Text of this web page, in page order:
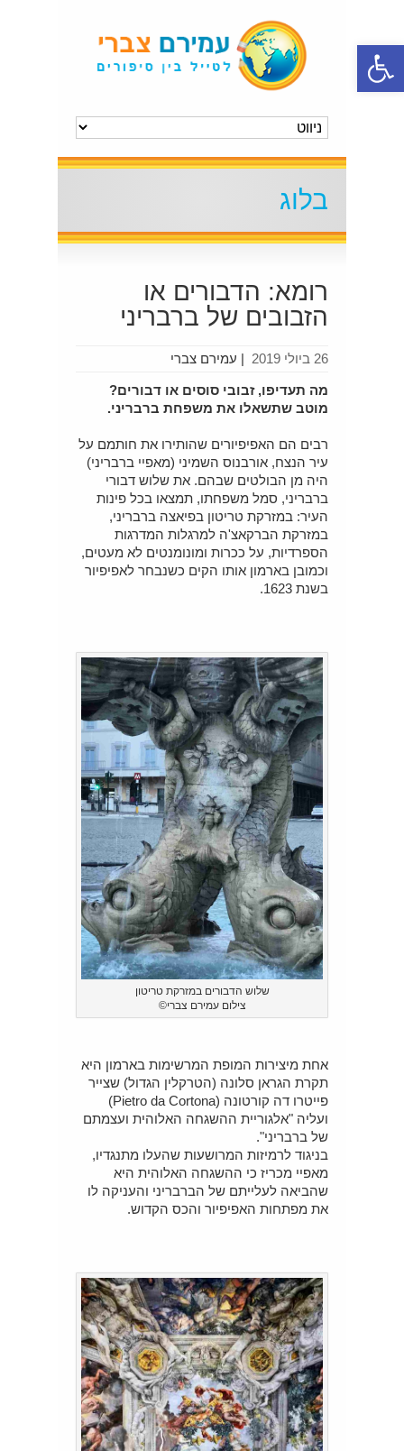
פתח סרגל נגישות
בלוג
רומא: הדבורים או
הזבובים של ברבריני
עמירם צברי | 26 ביולי 2019
מה תעדיפו, זבובי סוסים או דבורים?
מוטב שתשאלו את משפחת ברבריני.
רבים הם האפיפיורים שהותירו את חותמם על
עיר הנצח, אורבנוס השמיני (מאפיי ברבריני)
היה מן הבולטים שבהם. את שלוש דבורי
ברבריני, סמל משפחתו, תמצאו בכל פינות
העיר: במזרקת טריטון בפיאצה ברבריני,
במזרקת הברקאצ'ה למרגלות המדרגות
הספרדיות, על ככרות ומונומנטים לא מעטים,
וכמובן בארמון אותו הקים כשנבחר לאפיפיור
בשנת 1623.
שלוש הדבורים במזרקת טריטון
צילום עמירם צברי©
אחת מיצירות המופת המרשימות בארמון היא
תקרת הגראן סלונה (הטרקלין הגדול) שצייר
פייטרו דה קורטונה (Pietro da Cortona)
ועליה "אלגוריית ההשגחה האלוהית ועצמתם
של ברבריני".
בניגוד לרמיזות המרושעות שהעלו מתנגדיו,
מאפיי מכריז כי ההשגחה האלוהית היא
שהביאה לעלייתם של הברבריני והעניקה לו
את מפתחות האפיפיור והכס הקדוש.